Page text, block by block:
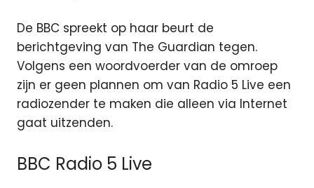
De BBC spreekt op haar beurt de
berichtgeving van The Guardian tegen.
Volgens een woordvoerder van de omroep
zijn er geen plannen om van Radio 5 Live een
radiozender te maken die alleen via Internet
gaat uitzenden.
BBC Radio 5 Live